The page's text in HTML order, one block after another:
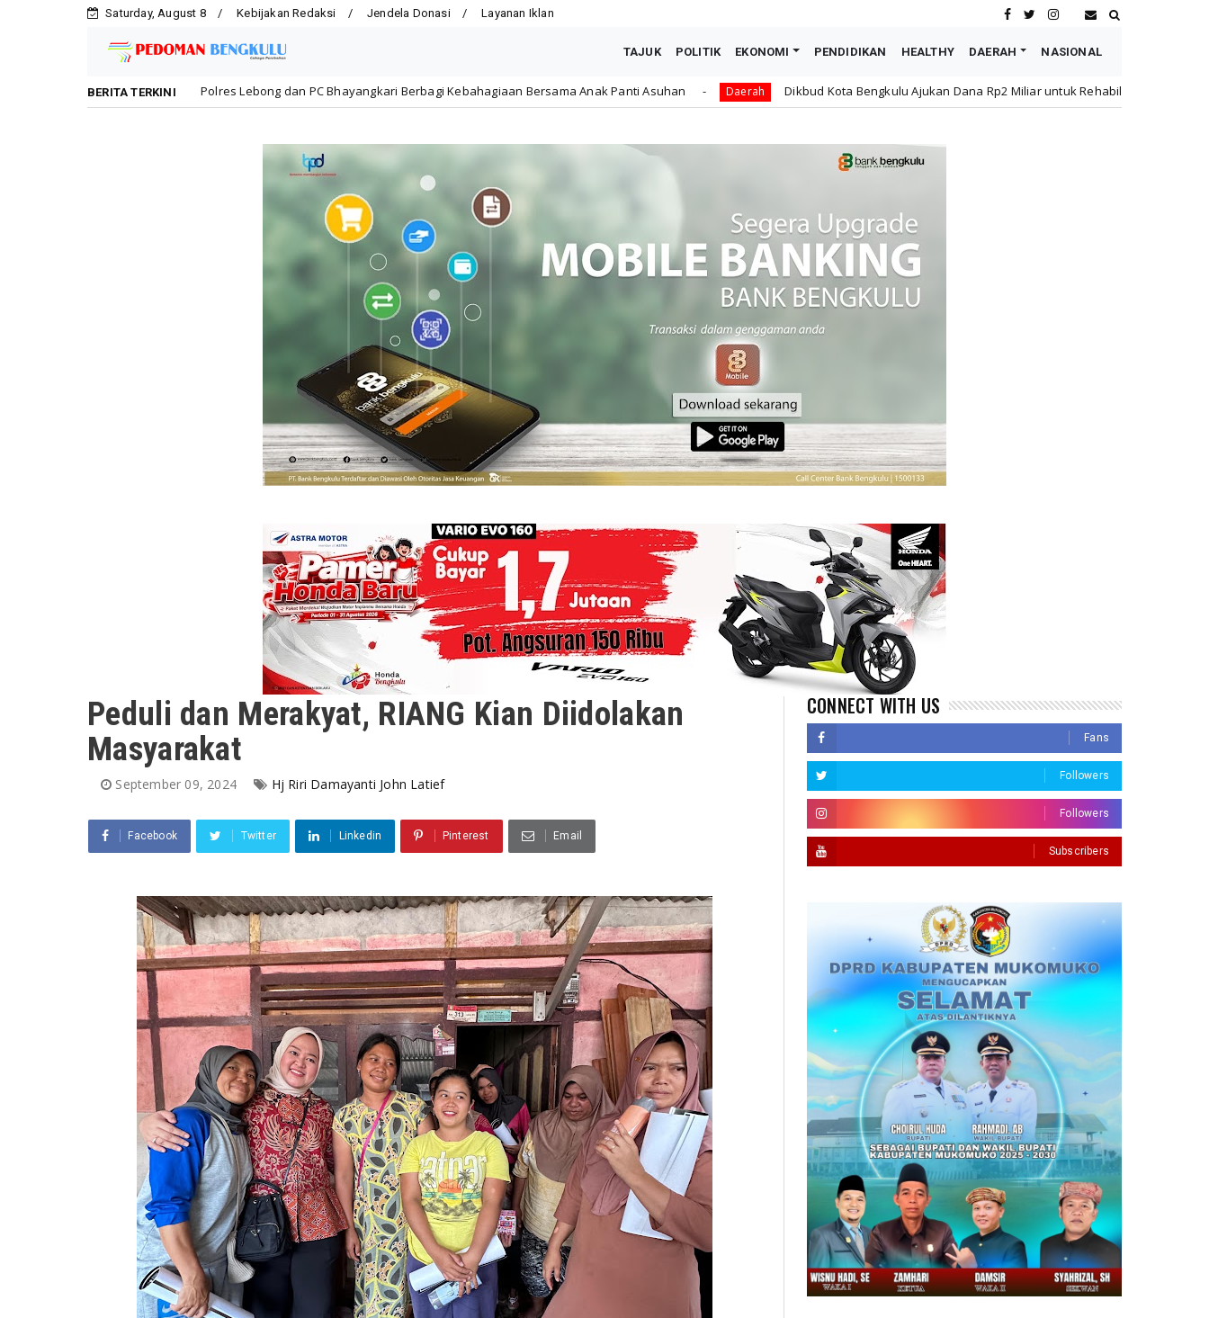
Saturday, August 8 Kebijakan Redaksi Jendela Donasi Layanan Iklan
TAJUK POLITIK EKONOMI PENDIDIKAN HEALTHY DAERAH NASIONAL
BERITA TERKINI
Polres Lebong dan PC Bhayangkari Berbagi Kebahagiaan Bersama Anak Panti Asuhan Daerah Dikbud Kota Bengkulu Ajukan Dana Rp2 Miliar untuk Rehabilitasi SMPN 19 Pascakebakaran
Peduli dan Merakyat, RIANG Kian Diidolakan
Masyarakat
September 09, 2024 Hj Riri Damayanti John Latief
Facebook Twitter Linkedin Pinterest Email
CONNECT WITH US
Fans
Followers
Followers
Subscribers